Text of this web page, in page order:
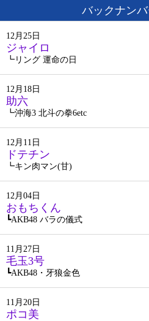
バックナン
12月25日
ジャイロ
┗リング 運命の日
12月18日
助六
┗沖海3 北斗の拳6etc
12月11日
ドテチン
┗キン肉マン(甘)
12月04日
おもちくん
┗AKB48 バラの儀式
11月27日
毛玉3号
┗AKB48・牙狼金色
11月20日
ポコ美